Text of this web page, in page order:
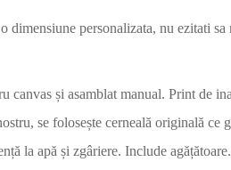
personalizata, nu ezitati
canvas și asamblat manual. Print de
se folosește cerneală originală ce
la apă și zgâriere. Include agățătoare.